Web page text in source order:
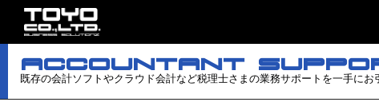
aCCOuNTaNT
既存の会計ソフトやクラウド会計など税理士さまの業務サポートを一手にお